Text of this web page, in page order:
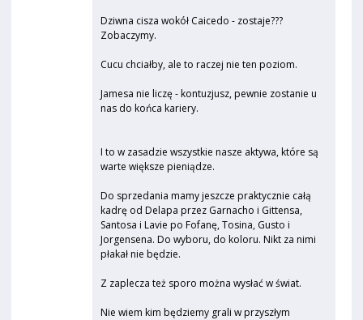
Dziwna cisza wokół Caicedo - zostaje???
Zobaczymy.
Cucu chciałby, ale to raczej nie ten poziom.
Jamesa nie liczę - kontuzjusz, pewnie zostanie u
nas do końca kariery.
I to w zasadzie wszystkie nasze aktywa, które są
warte większe pieniądze.
Do sprzedania mamy jeszcze praktycznie całą
kadrę od Delapa przez Garnacho i Gittensa,
Santosa i Lavie po Fofanę, Tosina, Gusto i
Jorgensena. Do wyboru, do koloru. Nikt za nimi
płakał nie będzie.
Z zaplecza też sporo można wysłać w świat.
Nie wiem kim będziemy grali w przyszłym